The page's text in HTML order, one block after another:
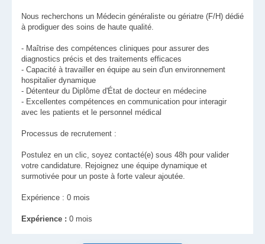
Nous recherchons un Médecin généraliste ou gériatre (F/H) dédié
à prodiguer des soins de haute qualité.
- Maîtrise des compétences cliniques pour assurer des
diagnostics précis et des traitements efficaces
- Capacité à travailler en équipe au sein d'un environnement
hospitalier dynamique
- Détenteur du Diplôme d'État de docteur en médecine
- Excellentes compétences en communication pour interagir
avec les patients et le personnel médical
Processus de recrutement :
Postulez en un clic, soyez contacté(e) sous 48h pour valider
votre candidature. Rejoignez une équipe dynamique et
surmotivée pour un poste à forte valeur ajoutée.
Expérience : 0 mois
Expérience : 0 mois